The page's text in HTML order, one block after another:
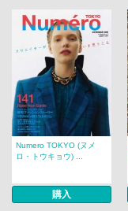
Numero TOKYO (ヌメ
ロ・トウキョウ) ...
購入